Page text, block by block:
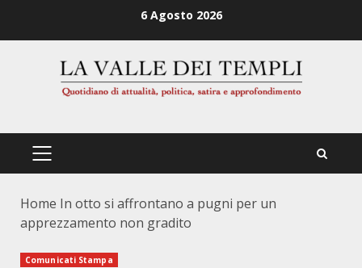
6 Agosto 2026
PRIMÄRES
Home In otto si affrontano a pugni per un
apprezzamento non gradito
Comunicati Stampa